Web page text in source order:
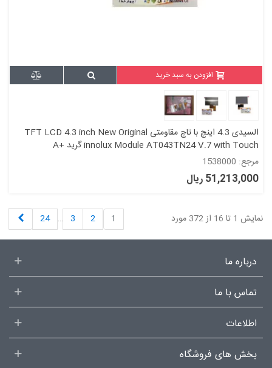
افزودن به سبد خرید
السیدی 4.3 اینچ با تاچ مقاومتی TFT LCD 4.3 inch New Original
innolux Module AT043TN24 V.7 with Touch گرید +A
مرجع: 1538000
51,213,000 ریال
نمایش 1 تا 16 از 372 مورد 1
2
3
…
24
درباره ما
تماس با ما
اطلاعات
بخش های فروشگاه